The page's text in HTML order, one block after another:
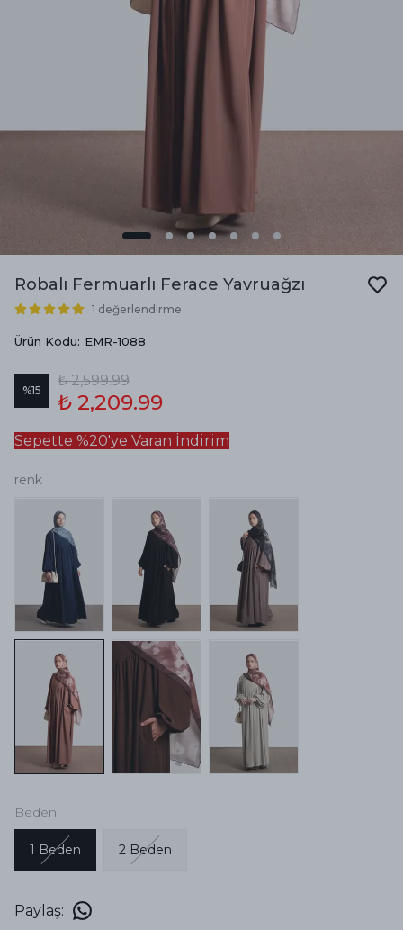
Robalı Fermuarlı Ferace Yavruağzı
1 değerlendirme
Ürün Kodu: EMR-1088
%15
₺ 2,599.99
₺ 2,209.99
Sepette %20'ye Varan İndirim
renk
Beden
1 Beden 2 Beden
Paylaş: